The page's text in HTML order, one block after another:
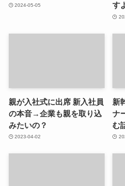
2024-05-05
す
親が入社式に出席 新入社員
の本音→企業も親を取り込
みたいの？
2023-04-02
新
ナ
む